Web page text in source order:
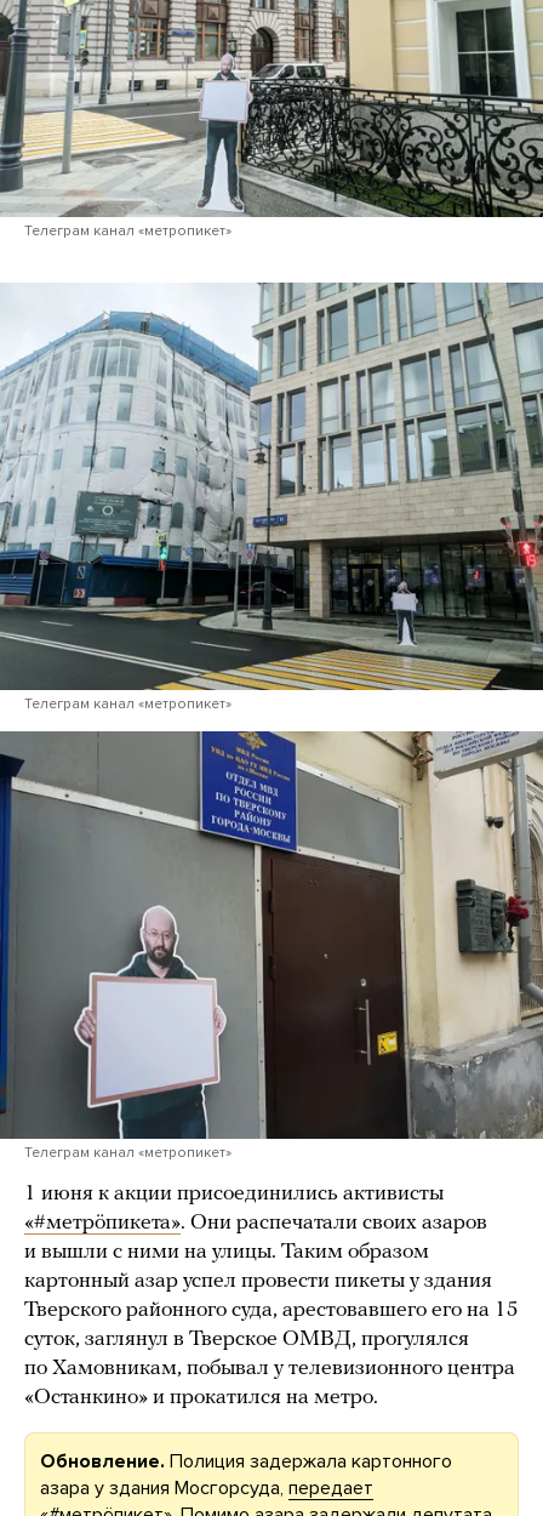
Телеграм канал «метропикет»
Телеграм канал «метропикет»
Телеграм канал «метропикет»
1 июня к акции присоединились активисты
«#метрöпикета». Они распечатали своих азаров
и вышли с ними на улицы. Таким образом
картонный азар успел провести пикеты у здания
Тверского районного суда, арестовавшего его на 15
суток, заглянул в Тверское ОМВД, прогулялся
по Хамовникам, побывал у телевизионного центра
«Останкино» и прокатился на метро.
Обновление. Полиция задержала картонного
азара у здания Мосгорсуда, передает